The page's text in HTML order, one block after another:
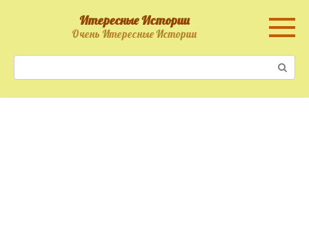
Итересные Истории
Очень Итересные Истории